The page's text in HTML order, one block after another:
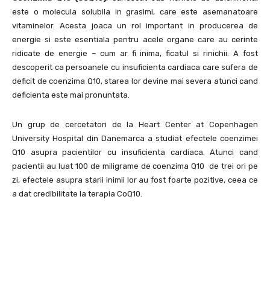
este o molecula solubila in grasimi, care este asemanatoare
vitaminelor. Acesta joaca un rol important in producerea de
energie si este esentiala pentru acele organe care au cerinte
ridicate de energie – cum ar fi inima, ficatul si rinichii. A fost
descoperit ca persoanele cu insuficienta cardiaca care sufera de
deficit de coenzima Q10, starea lor devine mai severa atunci cand
deficienta este mai pronuntata.
Un grup de cercetatori de la Heart Center at Copenhagen
University Hospital din Danemarca a studiat efectele coenzimei
Q10 asupra pacientilor cu insuficienta cardiaca. Atunci cand
pacientii au luat 100 de miligrame de coenzima Q10 de trei ori pe
zi, efectele asupra starii inimii lor au fost foarte pozitive, ceea ce
a dat credibilitate la terapia CoQ10.